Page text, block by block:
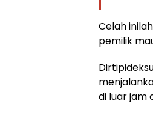
Celah
pemilik
di luar jam